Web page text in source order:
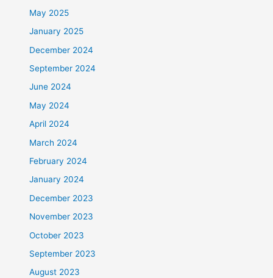
May 2025
January 2025
December 2024
September 2024
June 2024
May 2024
April 2024
March 2024
February 2024
January 2024
December 2023
November 2023
October 2023
September 2023
August 2023